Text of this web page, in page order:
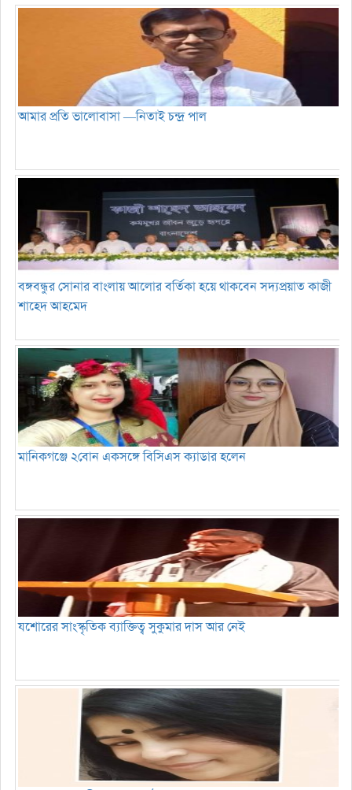
আমার প্রতি ভালোবাসা —নিতাই চন্দ্র পাল
বঙ্গবন্ধুর সোনার বাংলায় আলোর বর্তিকা হয়ে থাকবেন সদ্যপ্রয়াত কাজী
শাহেদ আহমেদ
মানিকগঞ্জে ২বোন একসঙ্গে বিসিএস ক্যাডার হলেন
যশোরের সাংস্কৃতিক ব্যাক্তিত্ব সুকুমার দাস আর নেই